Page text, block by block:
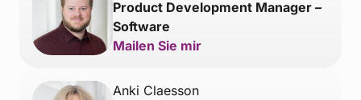
Product Development Manager –
Software
Mailen Sie mir
Anki Claesson